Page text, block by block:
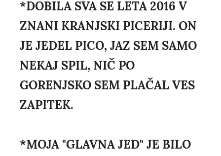
*DOBILA SVA SE LETA 2016 V
ZNANI KRANJSKI PICERIJI. ON
JE JEDEL PICO, JAZ SEM SAMO
NEKAJ SPIL, NIČ PO
GORENJSKO SEM PLAČAL VES
ZAPITEK.
*MOJA "GLAVNA JED" JE BILO